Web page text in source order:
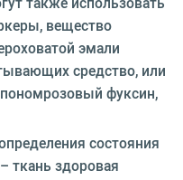
вещество
эмали
средство, или
фуксин,
состояния
ткань здоровая